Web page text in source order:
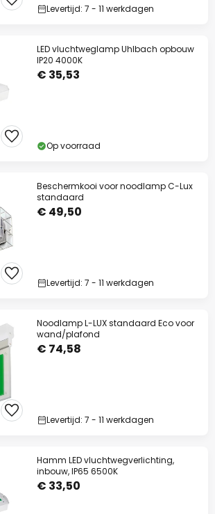
Levertijd: 7 - 11 werkdagen
LED vluchtweglamp Uhlbach opbouw
IP20 4000K
€ 35,53
Op voorraad
Beschermkooi voor noodlamp C-Lux
standaard
€ 49,50
Levertijd: 7 - 11 werkdagen
Noodlamp L-LUX standaard Eco voor
wand/plafond
€ 74,58
Levertijd: 7 - 11 werkdagen
Hamm LED vluchtwegverlichting,
inbouw, IP65 6500K
€ 33,50